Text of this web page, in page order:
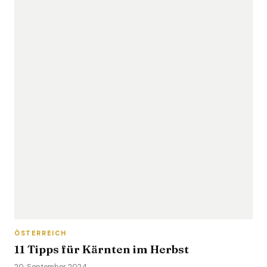
ÖSTERREICH
11 Tipps für Kärnten im Herbst